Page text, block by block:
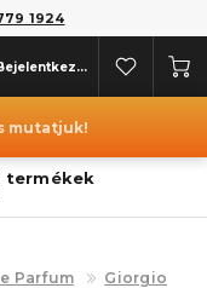
1924
Bejelentkezés
mutatjuk!
termékek
Parfum
Giorgio